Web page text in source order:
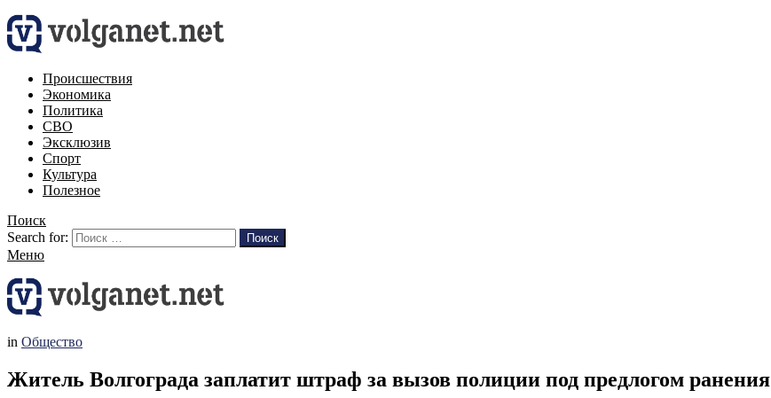
Происшествия
Экономика
Политика
СВО
Эксклюзив
Спорт
Культура
Полезное
Поиск
Search for:
Поиск
Меню
in Общество
Житель Волгограда заплатит штраф за вызов полиции под предлогом ранения